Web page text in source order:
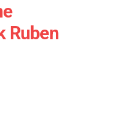
Ruben